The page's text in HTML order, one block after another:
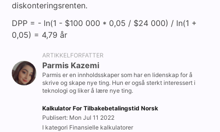
diskonteringsrenten.
DPP = - ln(1 - $100 000 * 0,05 / $24 000) / ln(1 +
0,05) = 4,79 år
ARTIKKELFORFATTER
Parmis Kazemi
Parmis er en innholdsskaper som har en lidenskap for å
skrive og skape nye ting. Hun er også sterkt interessert i
teknologi og liker å lære nye ting.
Kalkulator For Tilbakebetalingstid Norsk
Publisert: Mon Jul 11 2022
I kategori Finansielle kalkulatorer